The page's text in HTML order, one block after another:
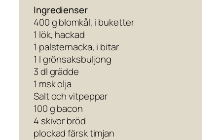
Ingredienser
400 g blomkål, i buketter
1 lök, hackad
1 palsternacka, i bitar
1 l grönsaksbuljong
3 dl grädde
1 msk olja
Salt och vitpeppar
100 g bacon
4 skivor bröd
plockad färsk timjan